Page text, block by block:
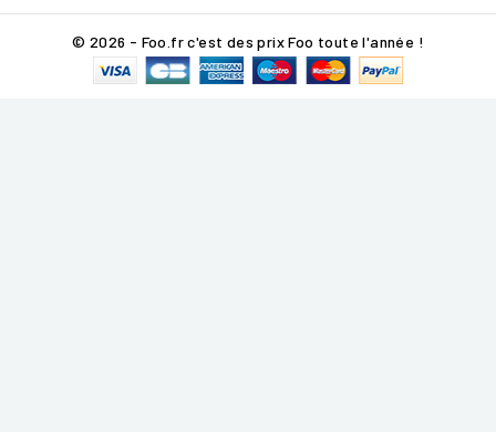
© 2026 - Foo.fr c'est des prix Foo toute l'année !